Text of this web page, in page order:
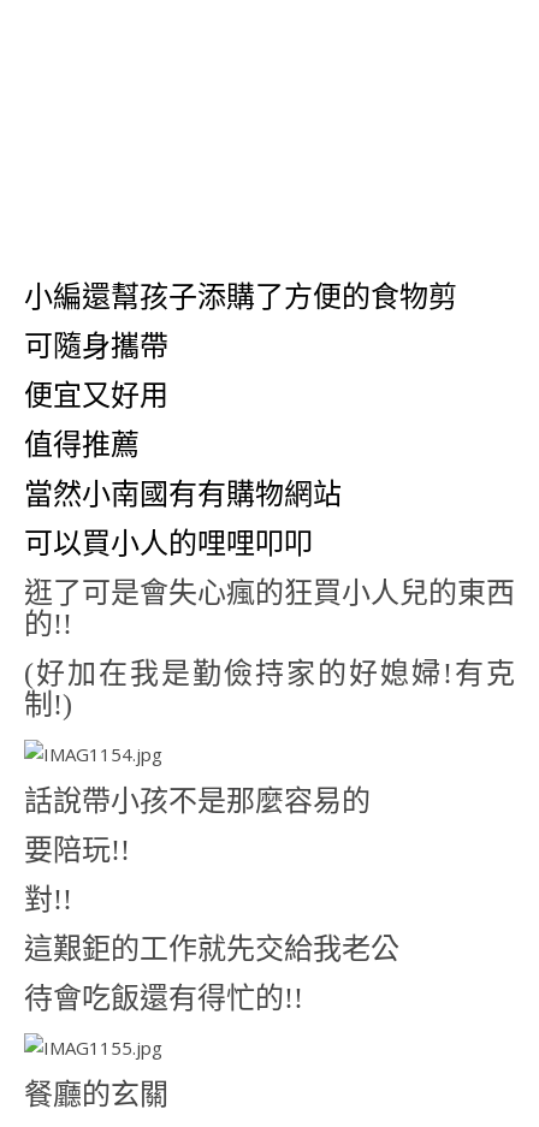
小編還幫孩子添購了方便的食物剪
可隨身攜帶
便宜又好用
值得推薦
當然小南國有有購物網站
可以買小人的哩哩叩叩
逛了可是會失心瘋的狂買小人兒的東西
的!!
(好加在我是勤儉持家的好媳婦!有克
制!)
話說帶小孩不是那麼容易的
要陪玩!!
對!!
這艱鉅的工作就先交給我老公
待會吃飯還有得忙的!!
餐廳的玄關